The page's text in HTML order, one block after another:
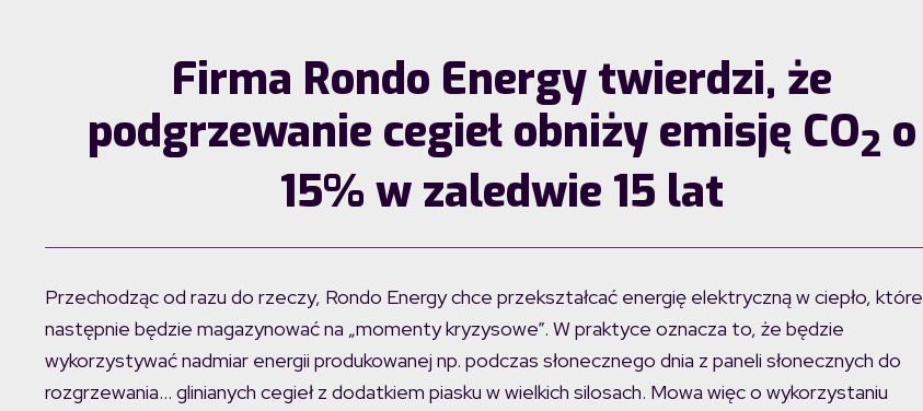
Firma Rondo Energy twierdzi, że
podgrzewanie cegieł obniży emisję CO2 o
15% w zaledwie 15 lat
Przechodząc od razu do rzeczy, Rondo Energy chce przekształcać energię elektryczną w ciepło, które
następnie będzie magazynować na „momenty kryzysowe”. W praktyce oznacza to, że będzie
wykorzystywać nadmiar energii produkowanej np. podczas słonecznego dnia z paneli słonecznych do
rozgrzewania… glinianych cegieł z dodatkiem piasku w wielkich silosach. Mowa więc o wykorzystaniu